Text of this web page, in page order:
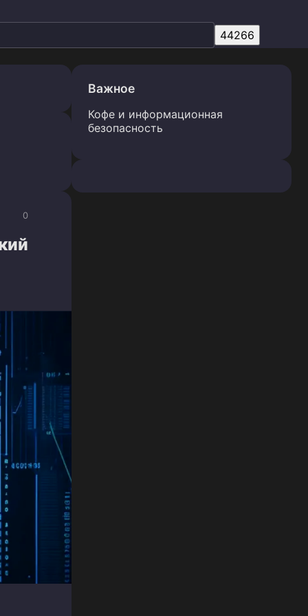
0
Важное
Кофе и информационная
безопасность